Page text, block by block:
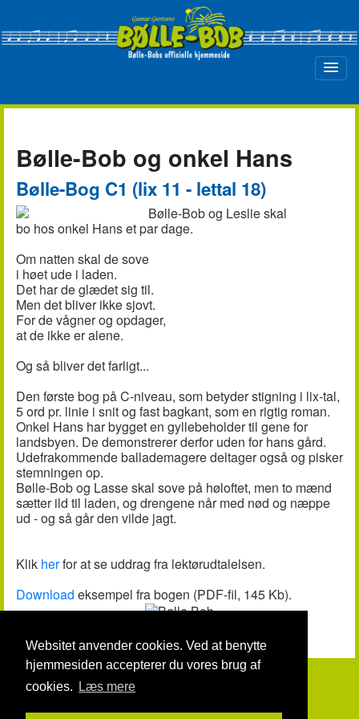
Websitet anvender cookies. Ved at benytte
hjemmesiden accepterer du vores brug af
cookies.
Læs mere
Bølle-Bob og onkel Hans
Bølle-Bog C1 (lix 11 - lettal 18)
Bølle-Bob og Leslie skal
bo hos onkel Hans et par dage.
Om natten skal de sove
i høet ude i laden.
Det har de glædet sig til.
Men det bliver ikke sjovt.
For de vågner og opdager,
at de ikke er alene.
Og så bliver det farligt...
Den første bog på C-niveau, som betyder stigning i lix-tal,
5 ord pr. linie i snit og fast bagkant, som en rigtig roman.
Onkel Hans har bygget en gyllebeholder til gene for
landsbyen. De demonstrerer derfor uden for hans gård.
Udefrakommende ballademagere deltager også og pisker
stemningen op.
Bølle-Bob og Lasse skal sove på høloftet, men to mænd
sætter ild til laden, og drengene når med nød og næppe
ud - og så går den vilde jagt.
Klik herfor at se uddrag fra lektørudtalelsen.
Download eksempel fra bogen (PDF-fil, 145 Kb).
© Gunnar Geertsen og Dansk Teaterforlag